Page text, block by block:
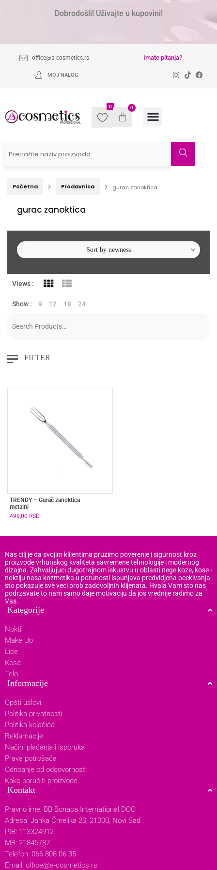
Dobrodošli! Uživajte u kupovini!
office@a-cosmetics.rs Imate pitanja?
MOJ NALOG
0 0
Početna Prodavnica gurac zanoktica
gurac zanoktica
FILTER
Sort by newness
Views :
Show : 9 12 18 24
TRENDY – Gurač zanoktica
metalni
499,00 RSD
Nas cilj je da svojim klijentima pruzimo poverenje i sigurnost kroz
proizvode vrhunskog kvaliteta savremene tehnologije i modernog
dizajna. Zahvaljujuci dugotrajnom iskustvu u oblasti nege koze, kose i
noktiju nasa kozmetika u potunosti ispunjava predvidjena ocekivanja
sto pokazuje sve veci prob zadovoljnih klijenata. Hvala Vam sto nas
podrzavate to nam samo daje motivaciju da jos vrednije radimo za
Vas.
Kategorije
Nokti
Make Up
Lice
Kosa
Telo
Informacije
Opšti uslovi
Politika privatnosti
Politika kolačića
Reklamacije
Načini plaćanja i isporuka
Prava potrošača
Odricanje od odgovornosti
Kako poručiti proizvode
Kontakt
Pravno ime: BB Bonaca International DOO
Adresa: Janka Čmelika 20, 21000, Novi Sad
PIB: 113324912
MB: 21845787
Telefon: 066 808 06 35
Email: office@a-cosmetics.rs